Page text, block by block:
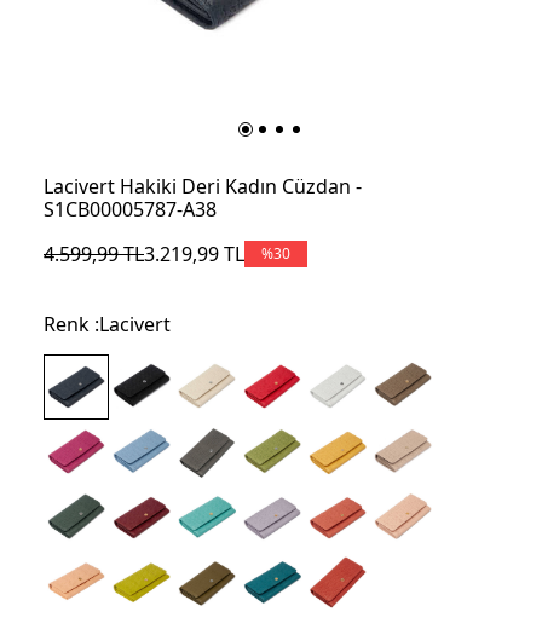
Lacivert Hakiki Deri Kadın Cüzdan -
S1CB00005787-A38
4.599,99TL3.219,99TL %30
Renk :Lacivert